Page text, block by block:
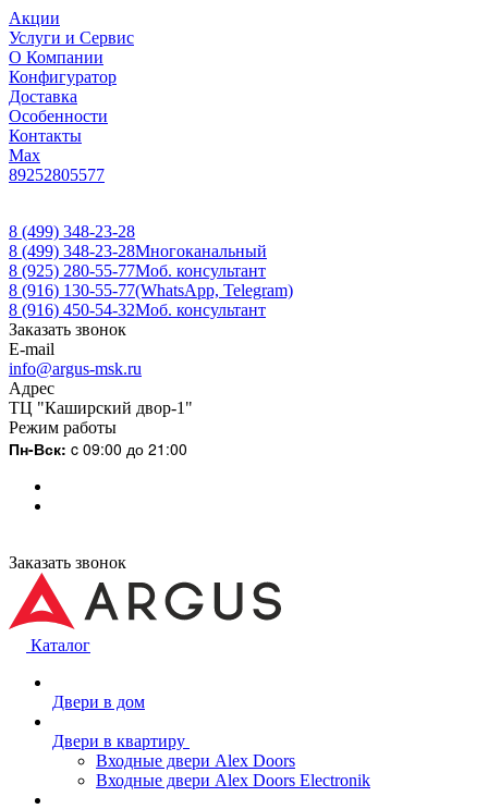
Акции
Услуги и Сервис
О Компании
Конфигуратор
Доставка
Особенности
Контакты
Max
89252805577
8 (499) 348-23-28
8 (499) 348-23-28Многоканальный
8 (925) 280-55-77Моб. консультант
8 (916) 130-55-77(WhatsApp, Telegram)
8 (916) 450-54-32Моб. консультант
Заказать звонок
E-mail
info@argus-msk.ru
Адрес
ТЦ "Каширский двор-1"
Режим работы
Пн-Вск: c 09:00 до 21:00
Заказать звонок
Каталог
Двери в дом
Двери в квартиру
Входные двери Alex Doors
Входные двери Alex Doors Electronik